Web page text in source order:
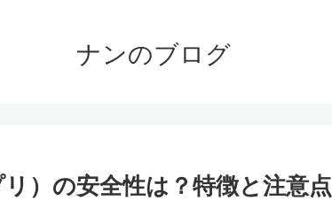
ナンのブログ
）の安全性は？特徴と注意点